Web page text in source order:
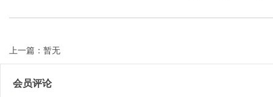
上一篇：暂无
会员评论